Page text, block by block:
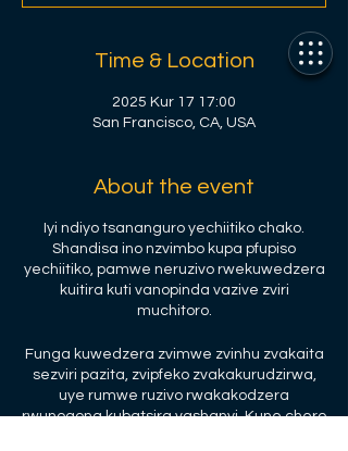
Time & Location
2025 Kur 17 17:00
San Francisco, CA, USA
About the event
Iyi ndiyo tsananguro yechiitiko chako.
Shandisa ino nzvimbo kupa pfupiso
yechiitiko, pamwe neruzivo rwekuwedzera
kuitira kuti vanopinda vazive zviri
muchitoro.
Funga kuwedzera zvimwe zvinhu zvakaita
sezviri pazita, zvipfeko zvakakurudzirwa,
uye rumwe ruzivo rwakakodzera
rwunogona kubatsira vashanyi. Kune chero